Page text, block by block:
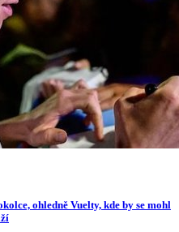
ohledně Vuelty, kde by se mohl